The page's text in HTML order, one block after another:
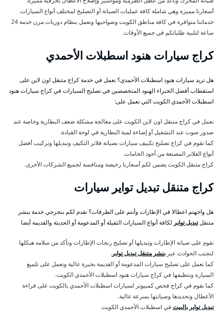
أسعارنا مميزة وهي شاملة كافة عمليات الصيانة أو التصليح لمختلف أنواع السيارات.
خدماتنا متوافرة في كافة مناطق الكويت وضواحيها ونعمل بنظام دوريات مرن خدمة 24
ساعة لتلبية طلباتكم في جميع الأوقات.
كراج سيارات هنود اسطبلات الأحمدي
هل تريد سيارات هنود اسطبلات الأحمدي؟ نعمل في خدمة كراج متنقل اون لاين على
استقطاب أفضل الخبراء الهنود المتخصصين في تصليح السيارات في كراج سيارات هنود
اسطبلات الأحمدي الكويت التي تعمل على:
نعمل في كراج متنقل اون لاين الكويت على معالجة مشكلة ضعف البطارية وخاصة عند
صدور صوت عند التشغيل أو إضاءة لمبة البطارية في لوحة القيادة.
كما نقوم في كراج تصليح تكييف سيارات بصيانة فلاتر التكيف وتبديلها وتركيب أفضل
أنواع الفلاتر المصنعة من أجود الخامات.
كراج متنقل الكويت يضمن لكم أسعارنا رخيصة ومنافسة لجميع الشركات الأخرى.
كراج متنقل تبديل تواير سيارات
هل واجهتم اعطالا في الإطارات وأنتم على الطرقات؟ نقدم لكم بنجرجي خدمة بنشر
متنقلتبديل تواير لكافة أنواع السيارات الثقيلة أو المدعومة أو الحديثة والقديمة أيضا
نقوم على صيانة الإطارات وتبديلها أو تصليح رنجات الإطارات وتأكد من سلامه هيكلها
لتجنب الحوادث عبر بنشر متنقل تبديل تواير.
كما نعمل على تصليح سيارات المدعومة أو القديمة بخبرة عالية ونعمل على تلميع
السيارة وتنظيفها في كراج سيارات هنود اسطبلات الأحمدي الكويت.
كما نقوم في كراج فحص كمبيوتر لسيارات اسطبلات الأحمدي بالكويت على قراءة
الأعطال وتحديدها وصيانتها بسرعة عالية.
تبديل تواير بالبيت في اسطبلات الأحمدي الكويت